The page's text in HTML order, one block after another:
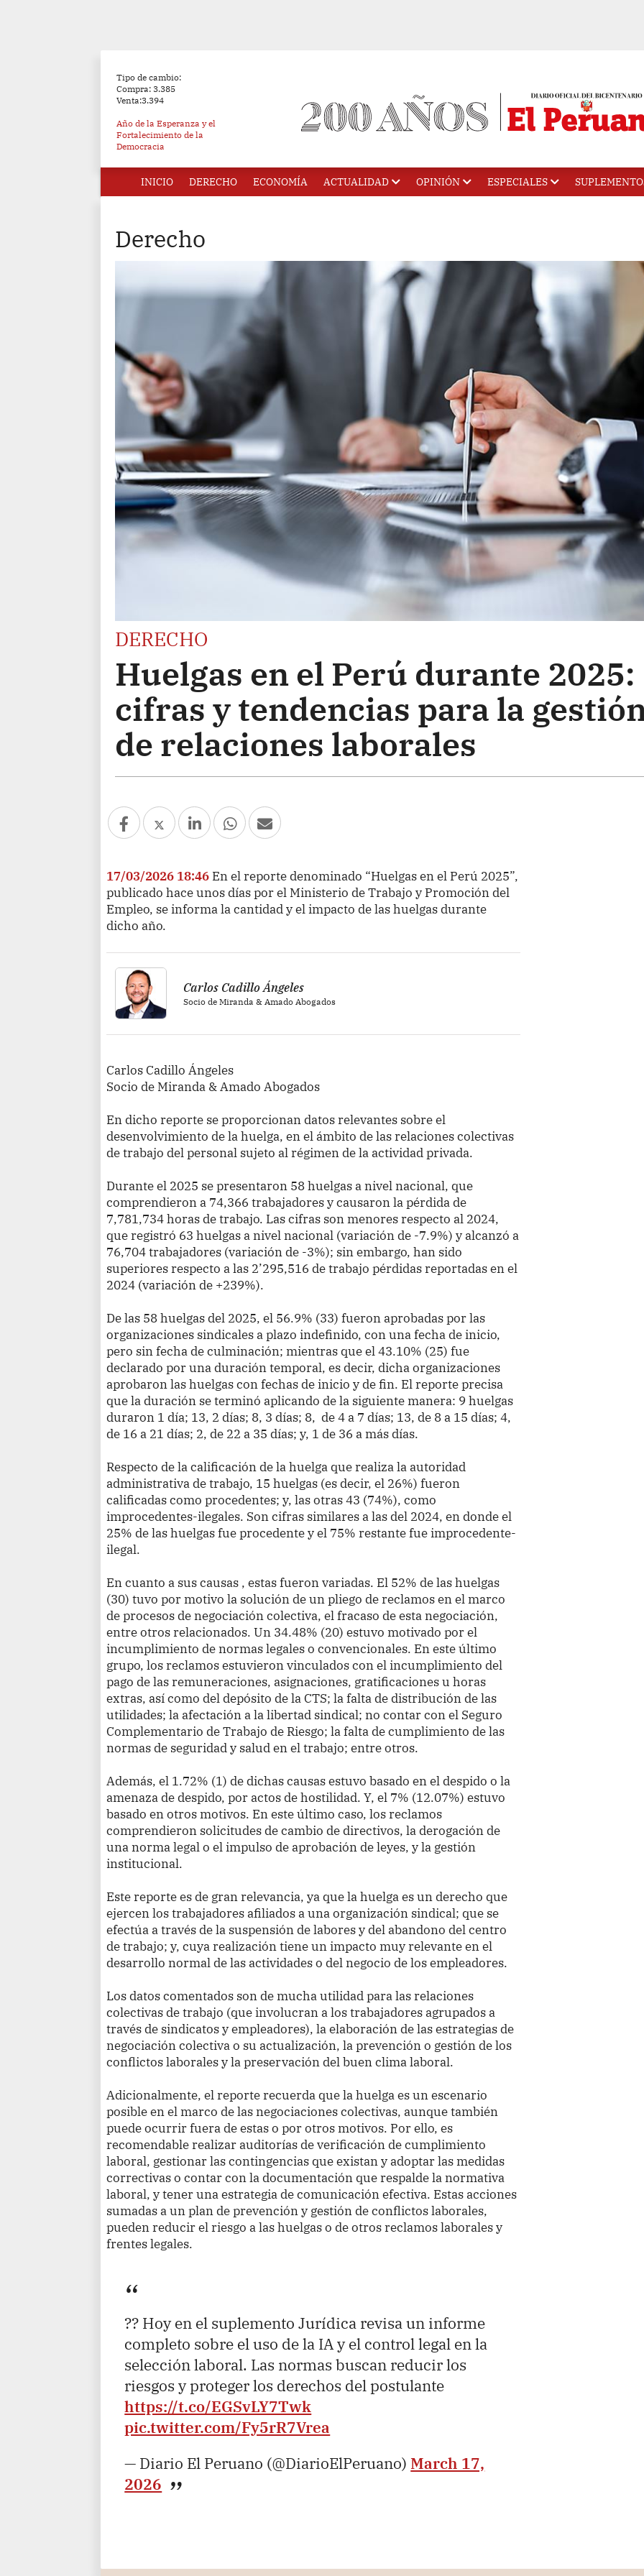
Tipo de cambio:
Compra: 3.385
Venta:3.394
Año de la Esperanza y el
Fortalecimiento de la
Democracia
INICIO DERECHO ECONOMÍA ACTUALIDAD OPINIÓN ESPECIALES
Derecho
DERECHO
Huelgas en el Perú durante 2025:
cifras y tendencias para la
de relaciones laborales
17/03/2026 18:46 En el reporte denominado “Huelgas en el Perú 2025”,
publicado hace unos días por el Ministerio de Trabajo y Promoción del
Empleo, se informa la cantidad y el impacto de las huelgas durante
dicho año.
Carlos Cadillo Ángeles
Socio de Miranda & Amado Abogados
Carlos Cadillo Ángeles
Socio de Miranda & Amado Abogados
En dicho reporte se proporcionan datos relevantes sobre el
desenvolvimiento de la huelga, en el ámbito de las relaciones colectivas
de trabajo del personal sujeto al régimen de la actividad privada.
Durante el 2025 se presentaron 58 huelgas a nivel nacional, que
comprendieron a 74,366 trabajadores y causaron la pérdida de
7,781,734 horas de trabajo. Las cifras son menores respecto al 2024,
que registró 63 huelgas a nivel nacional (variación de -7.9%) y alcanzó a
76,704 trabajadores (variación de -3%); sin embargo, han sido
superiores respecto a las 2’295,516 de trabajo pérdidas reportadas en el
2024 (variación de +239%).
De las 58 huelgas del 2025, el 56.9% (33) fueron aprobadas por las
organizaciones sindicales a plazo indefinido, con una fecha de inicio,
pero sin fecha de culminación; mientras que el 43.10% (25) fue
declarado por una duración temporal, es decir, dicha organizaciones
aprobaron las huelgas con fechas de inicio y de fin. El reporte precisa
que la duración se terminó aplicando de la siguiente manera: 9 huelgas
duraron 1 día; 13, 2 días; 8, 3 días; 8, de 4 a 7 días; 13, de 8 a 15 días; 4,
de 16 a 21 días; 2, de 22 a 35 días; y, 1 de 36 a más días.
Respecto de la calificación de la huelga que realiza la autoridad
administrativa de trabajo, 15 huelgas (es decir, el 26%) fueron
calificadas como procedentes; y, las otras 43 (74%), como
improcedentes-ilegales. Son cifras similares a las del 2024, en donde el
25% de las huelgas fue procedente y el 75% restante fue improcedente-
ilegal.
En cuanto a sus causas , estas fueron variadas. El 52% de las huelgas
(30) tuvo por motivo la solución de un pliego de reclamos en el marco
de procesos de negociación colectiva, el fracaso de esta negociación,
entre otros relacionados. Un 34.48% (20) estuvo motivado por el
incumplimiento de normas legales o convencionales. En este último
grupo, los reclamos estuvieron vinculados con el incumplimiento del
pago de las remuneraciones, asignaciones, gratificaciones u horas
extras, así como del depósito de la CTS; la falta de distribución de las
utilidades; la afectación a la libertad sindical; no contar con el Seguro
Complementario de Trabajo de Riesgo; la falta de cumplimiento de las
normas de seguridad y salud en el trabajo; entre otros.
Además, el 1.72% (1) de dichas causas estuvo basado en el despido o la
amenaza de despido, por actos de hostilidad. Y, el 7% (12.07%) estuvo
basado en otros motivos. En este último caso, los reclamos
comprendieron solicitudes de cambio de directivos, la derogación de
una norma legal o el impulso de aprobación de leyes, y la gestión
institucional.
Este reporte es de gran relevancia, ya que la huelga es un derecho que
ejercen los trabajadores afiliados a una organización sindical; que se
efectúa a través de la suspensión de labores y del abandono del centro
de trabajo; y, cuya realización tiene un impacto muy relevante en el
desarrollo normal de las actividades o del negocio de los empleadores.
Los datos comentados son de mucha utilidad para las relaciones
colectivas de trabajo (que involucran a los trabajadores agrupados a
través de sindicatos y empleadores), la elaboración de las estrategias de
negociación colectiva o su actualización, la prevención o gestión de los
conflictos laborales y la preservación del buen clima laboral.
Adicionalmente, el reporte recuerda que la huelga es un escenario
posible en el marco de las negociaciones colectivas, aunque también
puede ocurrir fuera de estas o por otros motivos. Por ello, es
recomendable realizar auditorías de verificación de cumplimiento
laboral, gestionar las contingencias que existan y adoptar las medidas
correctivas o contar con la documentación que respalde la normativa
laboral, y tener una estrategia de comunicación efectiva. Estas acciones
sumadas a un plan de prevención y gestión de conflictos laborales,
pueden reducir el riesgo a las huelgas o de otros reclamos laborales y
frentes legales.
?? Hoy en el suplemento Jurídica revisa un informe
completo sobre el uso de la IA y el control legal en la
selección laboral. Las normas buscan reducir los
riesgos y proteger los derechos del postulante
https://t.co/EGSvLY7Twk
pic.twitter.com/Fy5rR7Vrea
— Diario El Peruano (@DiarioElPeruano) March 17,
2026